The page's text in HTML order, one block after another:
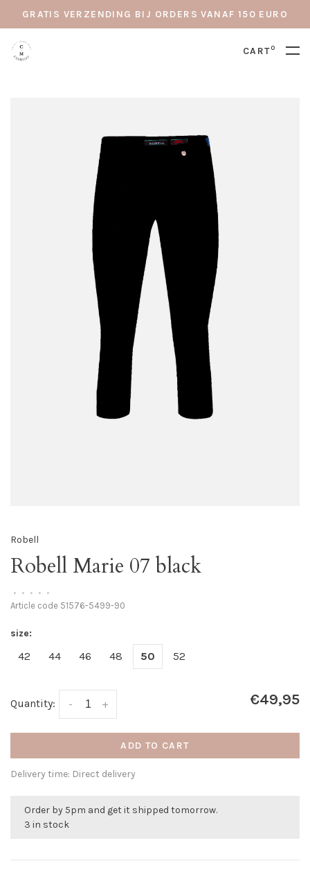
GRATIS VERZENDING BIJ ORDERS VANAF 150 EURO
CART0
Robell
Robell Marie 07 black
• • • • •
Article code 51576-5499-90
size:
42 44 46 48 50 52
Quantity: +
- €49,95
ADD TO CART
Delivery time: Direct delivery
Order by 5pm and get it shipped tomorrow.
3 in stock